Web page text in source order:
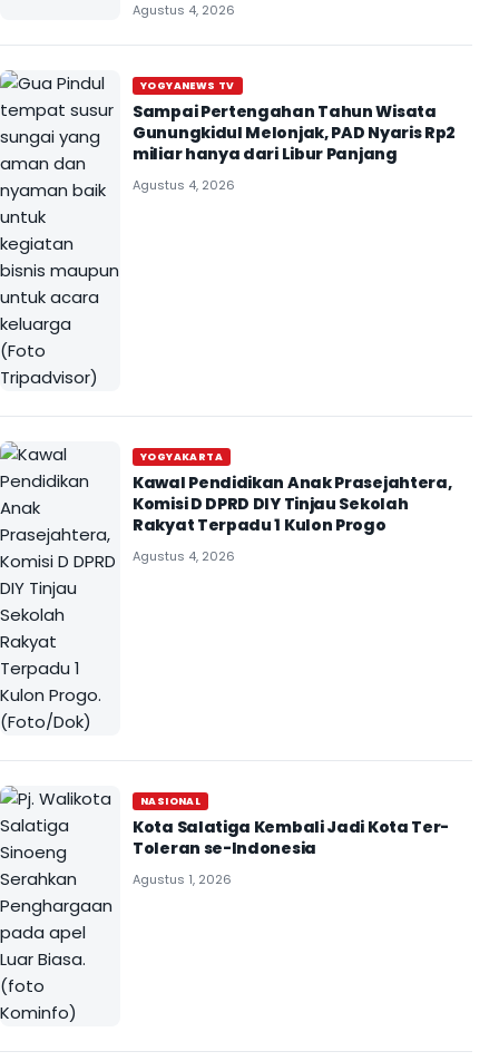
Agustus 4, 2026
YOGYANEWS TV
Sampai Pertengahan Tahun Wisata
Gunungkidul Melonjak, PAD Nyaris Rp2
miliar hanya dari Libur Panjang
Agustus 4, 2026
YOGYAKARTA
Kawal Pendidikan Anak Prasejahtera,
Komisi D DPRD DIY Tinjau Sekolah
Rakyat Terpadu 1 Kulon Progo
Agustus 4, 2026
NASIONAL
Kota Salatiga Kembali Jadi Kota Ter-
Toleran se-Indonesia
Agustus 1, 2026